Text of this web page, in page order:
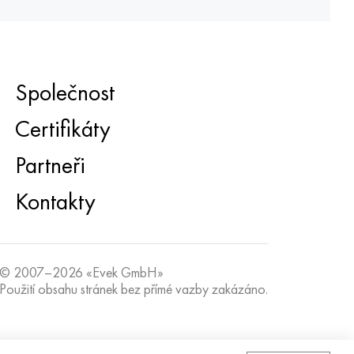
Společnost
Certifikáty
Partneři
Kontakty
© 2007–2026 «Evek GmbH»
Použití obsahu stránek bez přímé vazby zakázáno.